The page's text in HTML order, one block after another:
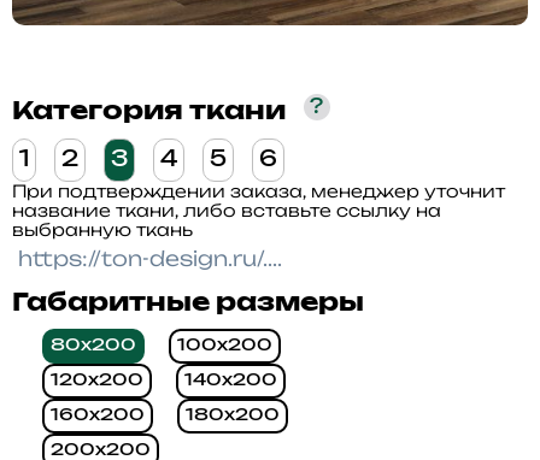
Категория ткани ?
1 2 3 4 5 6
При подтверждении заказа, менеджер уточнит
название ткани, либо вставьте ссылку на
выбранную ткань
Габаритные размеры
80x200 100x200
120x200 140x200
160x200 180x200
200x200